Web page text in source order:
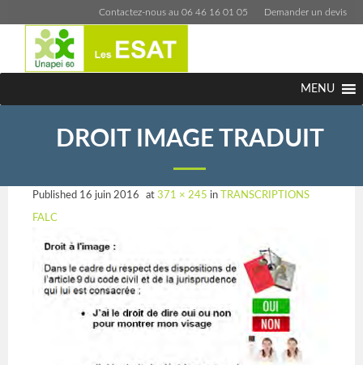
Contactez-nous au 06 46 16 01 05 Demander un devis
MENU
DROIT IMAGE TRADUIT
Published 16 juin 2016 at 371 × 245 in TRANSCRIPTIONS
FALC